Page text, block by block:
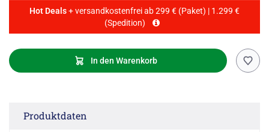
Hot Deals+ versandkostenfrei ab 299 € (Paket) | 1.299 €
(Spedition)
In den Warenkorb
Produktdaten